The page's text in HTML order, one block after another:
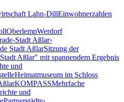
Lahn-DillEinwohnerzahlen
OberlempWerdorf
Stadt Aßlar›
Stadt AßlarSitzung der
Aßlar" mit spannendem Ergebnis
und
Heimatmuseum im Schloss
KOMPASSMehrfache
und